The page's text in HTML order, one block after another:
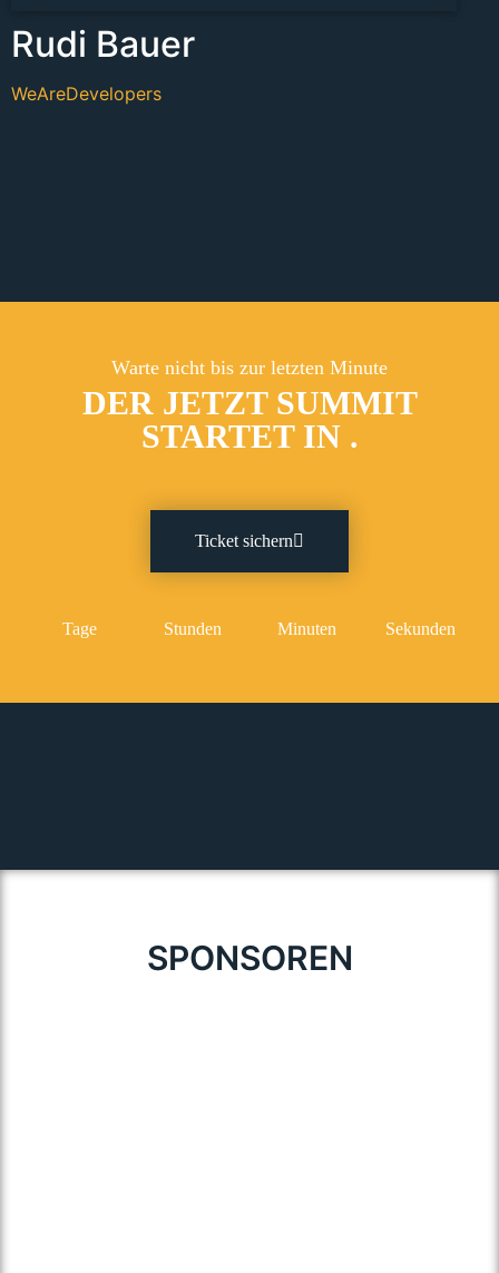
Rudi Bauer
WeAreDevelopers
Warte nicht bis zur letzten Minute
DER JETZT SUMMIT
STARTET IN .
Ticket sichern
Tage Stunden Minuten Sekunden
SPONSOREN